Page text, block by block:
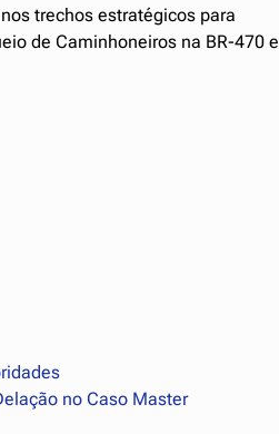
trechos estratégicos para
de Caminhoneiros na BR-470 e
no Caso Master